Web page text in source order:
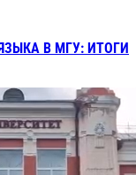
В МГУ: ИТОГИ